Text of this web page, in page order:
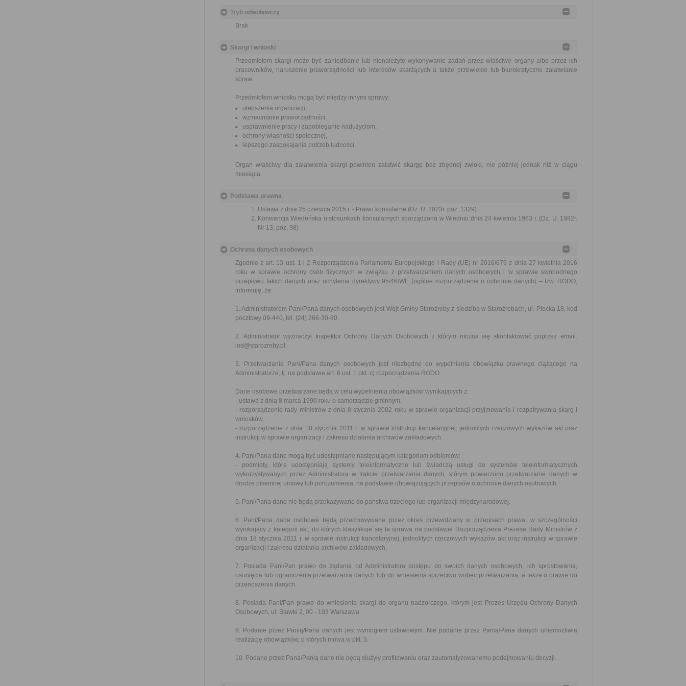
Tryb odwoławczy
Brak
Skargi i wnioski
Przedmiotem skargi może być zaniedbanie lub nienależyte wykonywanie zadań przez właściwe organy albo przez ich
pracowników, naruszenie praworządności lub interesów skarżących a także przewlekłe lub biurokratyczne załatwianie
spraw.
Przedmiotem wniosku mogą być między innymi sprawy:
ulepszenia organizacji,
wzmacnianie praworządności,
usprawnienie pracy i zapobieganie nadużyciom,
ochrony własności społecznej,
lepszego zaspokajania potrzeb ludności.
Organ właściwy dla załatwienia skargi powinien załatwić skargę bez zbędnej zwłoki, nie później jednak niż w ciągu
miesiąca.
Podstawa prawna
Ustawa z dnia 25 czerwca 2015 r. - Prawo konsularne (Dz. U. 2023r. poz. 1329)
Konwencja Wiedeńska o stosunkach konsularnych sporządzona w Wiedniu dnia 24 kwietnia 1963 r. (Dz. U. 1982r.
Nr 13, poz. 98)
Ochrona danych osobowych
Zgodnie z art. 13 ust. 1 i 2 Rozporządzenia Parlamentu Europejskiego i Rady (UE) nr 2016/679 z dnia 27 kwietnia 2016
roku w sprawie ochrony osób fizycznych w związku z przetwarzaniem danych osobowych i w sprawie swobodnego
przepływu takich danych oraz uchylenia dyrektywy 95/46/WE (ogólne rozporządzenie o ochronie danych) – tzw. RODO,
informuję, że:
1. Administratorem Pani/Pana danych osobowych jest Wójt Gminy Staroźreby z siedzibą w Staroźrebach, ul. Płocka 18, kod
pocztowy 09-440, tel. (24) 266-30-80.
2. Administrator wyznaczył Inspektor Ochrony Danych Osobowych z którym można się skontaktować poprzez email:
iod@starozreby.pl.
3. Przetwarzanie Pani/Pana danych osobowych jest niezbędne do wypełnienia obowiązku prawnego ciążącego na
Administratorze, tj. na podstawie art. 6 ust. 1 pkt. c) rozporządzenia RODO.
Dane osobowe przetwarzane będą w celu wypełnienia obowiązków wynikających z:
- ustawa z dnia 8 marca 1990 roku o samorządzie gminnym,
- rozporządzenie rady ministrów z dnia 8 stycznia 2002 roku w sprawie organizacji przyjmowania i rozpatrywania skarg i
wniosków,
- rozporządzenie z dnia 18 stycznia 2011 r. w sprawie instrukcji kancelaryjnej, jednolitych rzeczowych wykazów akt oraz
instrukcji w sprawie organizacji i zakresu działania archiwów zakładowych.
4. Pani/Pana dane mogą być udostępniane następującym kategoriom odbiorców:
- podmioty, które udostępniają systemy teleinformatyczne lub świadczą usługi do systemów teleinformatycznych
wykorzystywanych przez Administratora w trakcie przetwarzania danych, którym powierzono przetwarzanie danych w
drodze pisemnej umowy lub porozumienia, na podstawie obowiązujących przepisów o ochronie danych osobowych.
5. Pani/Pana dane nie będą przekazywane do państwa trzeciego lub organizacji międzynarodowej.
6. Pani/Pana dane osobowe będą przechowywane przez okres przewidziany w przepisach prawa, w szczególności
wynikający z kategorii akt, do których klasyfikuje się ta sprawa na podstawie Rozporządzenia Prezesa Rady Ministrów z
dnia 18 stycznia 2011 r. w sprawie instrukcji kancelaryjnej, jednolitych rzeczowych wykazów akt oraz instrukcji w sprawie
organizacji i zakresu działania archiwów zakładowych.
7. Posiada Pani/Pan prawo do żądania od Administratora dostępu do swoich danych osobowych, ich sprostowania,
usunięcia lub ograniczenia przetwarzania danych lub do wniesienia sprzeciwu wobec przetwarzania, a także o prawie do
przenoszenia danych.
8. Posiada Pani/Pan prawo do wniesienia skargi do organu nadzorczego, którym jest Prezes Urzędu Ochrony Danych
Osobowych, ul. Stawki 2, 00 - 193 Warszawa.
9. Podanie przez Panią/Pana danych jest wymogiem ustawowym. Nie podanie przez Panią/Pana danych uniemożliwia
realizację obowiązków, o których mowa w pkt. 3.
10. Podane przez Pana/Panią dane nie będą służyły profilowaniu oraz zautomatyzowanemu podejmowaniu decyzji.